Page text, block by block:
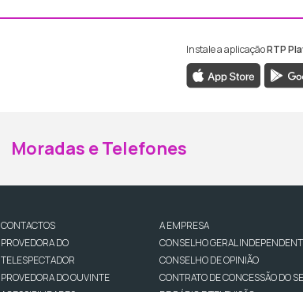
ao Facebook da RTP Madeira
ao Instagram da RTP
Instale a aplicaçãoRTP
Moradas e Telefones
CONTACTOS
PROVEDORA DO
TELESPECTADOR
PROVEDORA DO OUVINTE
A EMPRESA
CONSELHO GERAL
CONSELHO DE OPINIÃO
CONTRATO DE CONCESSÃO DO